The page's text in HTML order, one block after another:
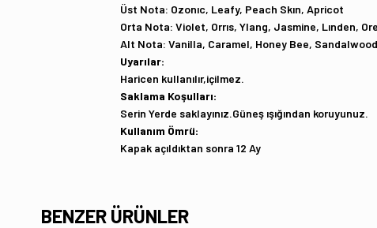
Üst Nota: Ozonıc, Leafy, Peach Skın, Apricot
Orta Nota: Violet, Orrıs, Ylang, Jasmine, Lınden,
Alt Nota: Vanilla, Caramel, Honey Bee,
Uyarılar:
Haricen kullanılır,içilmez.
Saklama Koşulları:
Serin Yerde saklayınız.Güneş ışığından koruyunuz.
Kullanım Ömrü:
Kapak açıldıktan sonra 12 Ay
BENZER ÜRÜNLER